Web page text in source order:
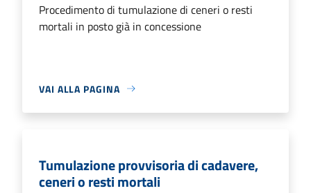
Procedimento di tumulazione di ceneri o resti
mortali in posto già in concessione
VAI ALLA PAGINA
Tumulazione provvisoria di cadavere,
ceneri o resti mortali